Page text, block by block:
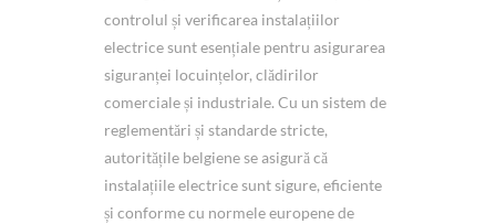
controlul și verificarea instalațiilor
electrice sunt esențiale pentru asigurarea
siguranței locuințelor, clădirilor
comerciale și industriale. Cu un sistem de
reglementări și standarde stricte,
autoritățile belgiene se asigură că
instalațiile electrice sunt sigure, eficiente
și conforme cu normele europene de